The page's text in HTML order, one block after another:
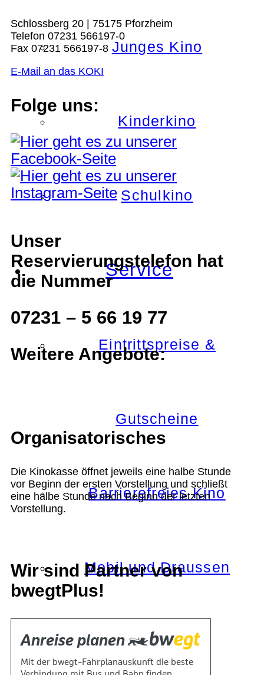
Junges Kino
Kinderkino
Schulkino
Service
Eintrittspreise &
Gutscheine
Barrierefreies Kino
Mobil und Draussen
KOKI+
Schlossberg 20 | 75175 Pforzheim
Telefon 07231 566197-0
Fax 07231 566197-8
E-Mail an das KOKI
Folge uns:
Unser
Reservierungstelefon hat
die Nummer
07231 – 5 66 19 77
Weitere Angebote:
Organisatorisches
Die Kinokasse öffnet jeweils eine halbe Stunde
vor Beginn der ersten Vorstellung und schließt
eine halbe Stunde nach Beginn der letzten
Vorstellung.
Wir sind Partner von
bwegtPlus!